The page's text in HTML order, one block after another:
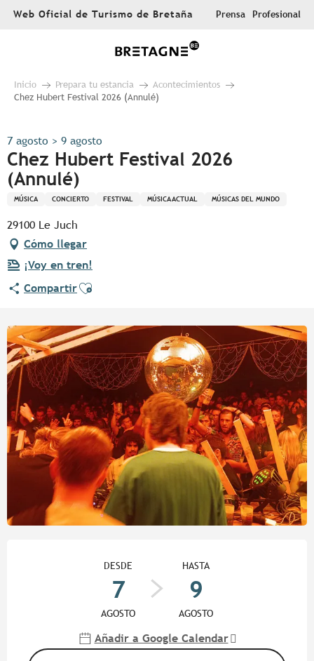
AllerWeb Oficial de Turismo de Bretaña Prensa Profesional
Inicio Prepara tu estancia
Acontecimientos
Chez Hubert Festival 2026 (Annulé)
7 agosto > 9 agosto
Chez Hubert Festival 2026
(Annulé)
MÚSICA CONCIERTO FESTIVAL MÚSICA ACTUAL MÚSICAS DEL MUNDO
29100 Le Juch
Cómo llegar
¡Voy en tren!
CompartirAjouter aux favoris
DESDE
7
AGOSTO
HASTA
9
AGOSTO
Añadir a Google Calendar